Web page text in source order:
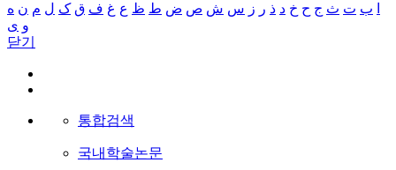
ب ت ث ج ح خ د ذ ر ز س ش ص ض ط ظ ع غ ف ق ک ل م ن ه
و ی
닫기
통합검색
국내학술논문